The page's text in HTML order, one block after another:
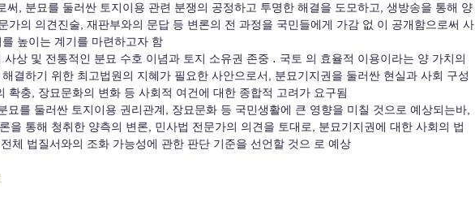
써, 분묘를 둘러싼 토지이용 관련 분쟁의 공정하고 투명한 해결을 도모하고, 생방송을 통해 양
가의 의견진술, 재판부와의 문답 등 변론의 전 과정을 국민들에게 가감 없 이 공개함으로써 사
높이는 계기를 마련하고자 함
상 및 전통적인 분묘 수호 이념과 토지 소유권 존중 ․ 국토 의 효율적 이용이라는 양 가치의
결하기 위한 최고법원의 지혜가 필요한 사안으로서, 분묘기지권을 둘러싼 현실과 사회 구성
확충, 장묘문화의 변화 등 사회적 여건에 대한 종합적 고려가 요구됨
을 통해 청취한 양측의 변론, 민사법 전문가의 의견을 토대로, 분묘기지권에 대한 사회의 법
체 법질서와의 조화 가능성에 관한 판단 기준을 선언할 것으 로 예상